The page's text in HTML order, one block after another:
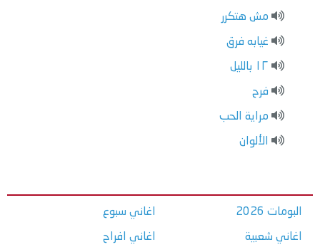
مش هتكرر
غيابه فرق
١٢ بالليل
فرح
مراية الحب
الألوان
البومات 2026
اغاني شعبية
اغاني سبوع
اغاني افراح